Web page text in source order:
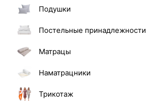
Подушки
Постельные принадлежности
Матрацы
Наматрацники
Трикотаж